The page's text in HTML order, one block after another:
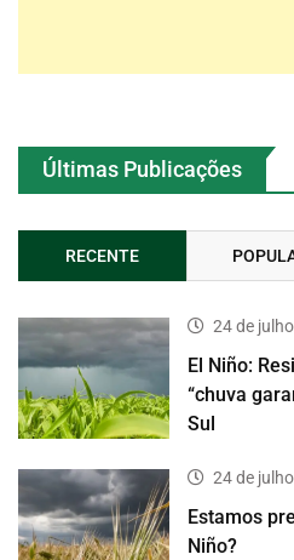
Últimas Publicações
RECENTE
24 de
El Niño:
“chuva
Sul
24 de
Estamos
Niño?